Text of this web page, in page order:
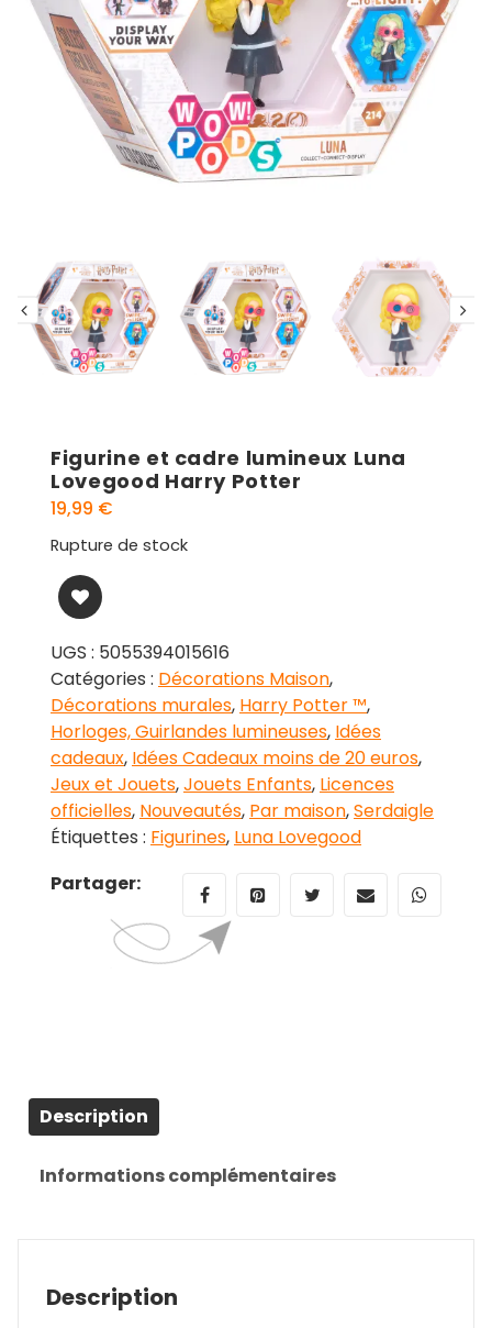
Figurine et cadre lumineux Luna
Lovegood Harry Potter
19,99 €
Rupture de stock
UGS : 5055394015616
Catégories : Décorations Maison,
Décorations murales, Harry Potter ™,
Horloges, Guirlandes lumineuses, Idées
cadeaux, Idées Cadeaux moins de 20 euros,
Jeux et Jouets,Jouets Enfants, Licences
officielles, Nouveautés, Par maison,Serdaigle
Étiquettes : Figurines, Luna Lovegood
Partager:
Description
Informations complémentaires
Description